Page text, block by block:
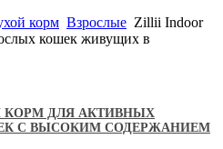
корм Взрослые Zillii Indoor
кошек живущих в
КОРМ ДЛЯ АКТИВНЫХ
С ВЫСОКИМ СОДЕРЖАНИЕМ